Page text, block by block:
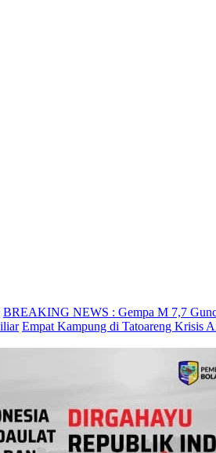
BREAKING NEWS : Gempa M 7,7
Empat Kampung di Tatoareng Krisis